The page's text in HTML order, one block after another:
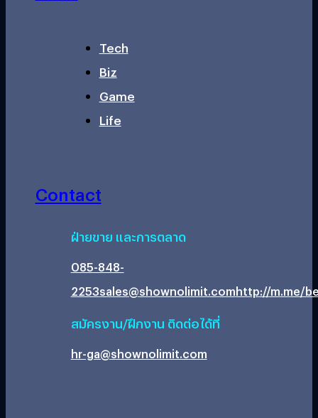
Tech
Biz
Game
Life
Contact
ฝ่ายขาย และการตลาด
085-848-
2253sales@shownolimit.comhttp://m.me/
สมัครงาน/ฝึกงาน ติดต่อได้ที่
hr-ga@shownolimit.com